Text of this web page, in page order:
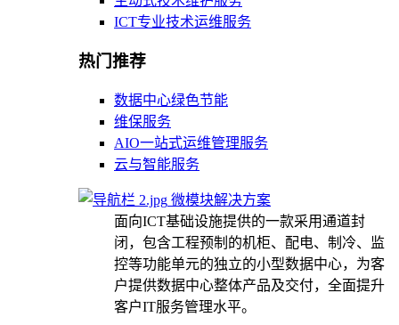
ICT专业技术运维服务
热门推荐
数据中心绿色节能
维保服务
AIO一站式运维管理服务
云与智能服务
微模块解决方案
面向ICT基础设施提供的一款采用通道封
闭，包含工程预制的机柜、配电、制冷、监
控等功能单元的独立的小型数据中心，为客
户提供数据中心整体产品及交付，全面提升
客户IT服务管理水平。